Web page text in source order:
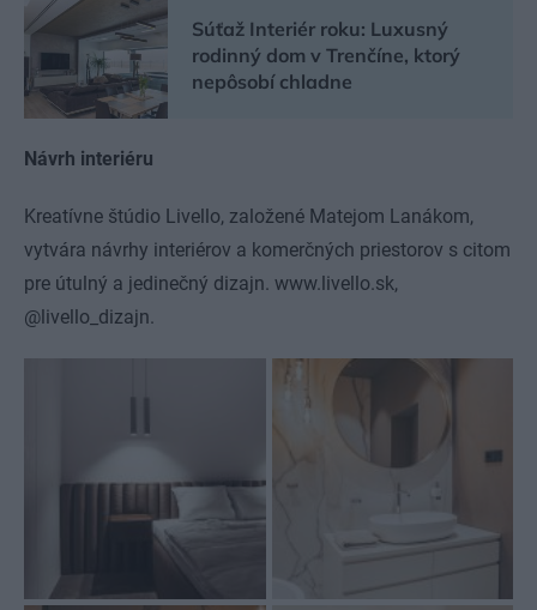
Súťaž Interiér roku: Luxusný
rodinný dom v Trenčíne, ktorý
nepôsobí chladne
Návrh interiéru
Kreatívne štúdio Livello, založené Matejom Lanákom,
vytvára návrhy interiérov a komerčných priestorov s citom
pre útulný a jedinečný dizajn. www.livello.sk,
@livello_dizajn.